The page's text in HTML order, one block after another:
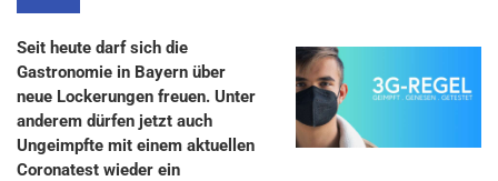
Seit heute darf sich die
Gastronomie in Bayern über
neue Lockerungen freuen. Unter
anderem dürfen jetzt auch
Ungeimpfte mit einem aktuellen
Coronatest wieder ein